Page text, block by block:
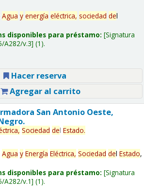
Agua y energía eléctrica, sociedad del
disponibles para préstamo: Signatura
A282/v.3 (1).
Hacer reserva
Agregar al carrito
San Antonio Oeste,
Sociedad del Estado.
Agua y Energía Eléctrica, Sociedad del Estado,
disponibles para préstamo: Signatura
A282/v.1 (1).